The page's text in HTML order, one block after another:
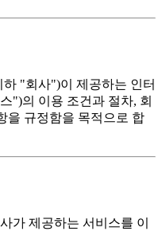
"회사")이 제공하는 인터
")의 이용 조건과 절차, 회
을 규정함을 목적으로 합
가 제공하는 서비스를 이